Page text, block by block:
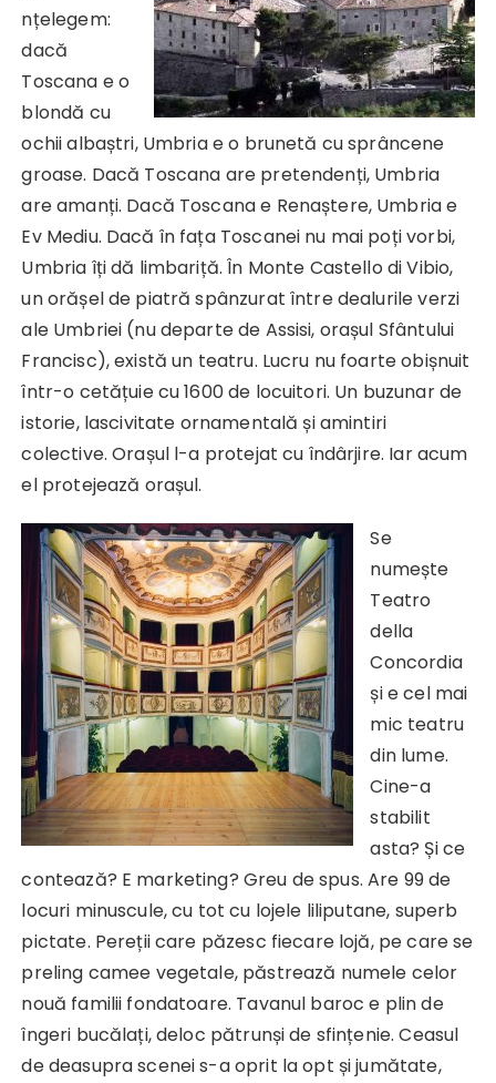
nțelegem:
dacă
Toscana e o
blondă cu
ochii albaștri, Umbria e o brunetă cu sprâncene
groase. Dacă Toscana are pretendenți, Umbria
are amanți. Dacă Toscana e Renaștere, Umbria e
Ev Mediu. Dacă în fața Toscanei nu mai poți vorbi,
Umbria îți dă limbariță. În Monte Castello di Vibio,
un orășel de piatră spânzurat între dealurile verzi
ale Umbriei (nu departe de Assisi, orașul Sfântului
Francisc), există un teatru. Lucru nu foarte obișnuit
într-o cetățuie cu 1600 de locuitori. Un buzunar de
istorie, lascivitate ornamentală și amintiri
colective. Orașul l-a protejat cu îndârjire. Iar acum
el protejează orașul.
Se
numește
Teatro
della
Concordia
și e cel mai
mic teatru
din lume.
Cine-a
stabilit
asta? Și ce
contează? E marketing? Greu de spus. Are 99 de
locuri minuscule, cu tot cu lojele liliputane, superb
pictate. Pereții care păzesc fiecare lojă, pe care se
preling camee vegetale, păstrează numele celor
nouă familii fondatoare. Tavanul baroc e plin de
îngeri bucălați, deloc pătrunși de sfințenie. Ceasul
de deasupra scenei s-a oprit la opt și jumătate,